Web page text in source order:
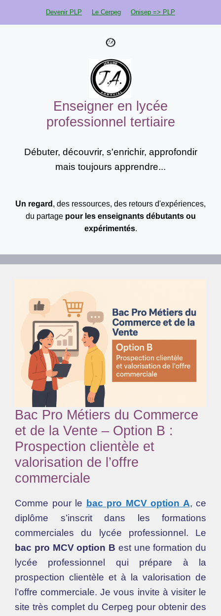
Devenir PLP Le Cerpeg Onisep => PLP
Enseigner en lycée
professionnel tertiaire
Débuter, découvrir, s'enrichir, approfondir
mais toujours apprendre...
Un regard , des ressources, des retours d'expériences,
du partage pour les enseignants débutants ou
expérimentés.
Bac Pro Métiers du Commerce
et de la Vente – Option B :
Prospection clientèle et
valorisation de l’offre
commerciale
Comme pour le bac pro MCV option A, ce
diplôme s’inscrit dans les formations
commerciales du lycée professionnel. Le
bac pro MCV option B est une formation du
lycée professionnel qui prépare à la
prospection clientèle et à la valorisation de
l’offre commerciale. Je vous invite à visiter le
site très complet du Cerpeg pour obtenir des